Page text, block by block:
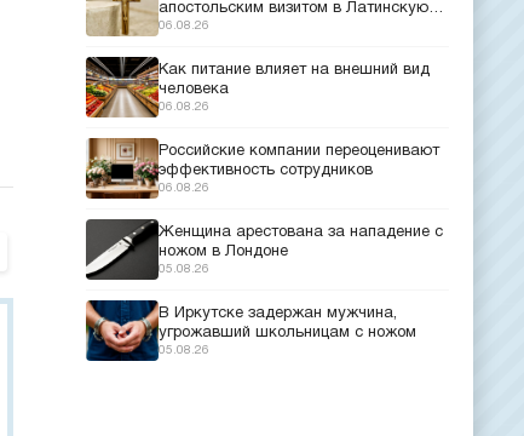
апостольским визитом в Латинскую
Америку
06.08.26
Как питание влияет на внешний вид
человека
06.08.26
Российские компании переоценивают
эффективность сотрудников
06.08.26
Женщина арестована за нападение с
ножом в Лондоне
05.08.26
В Иркутске задержан мужчина,
угрожавший школьницам с ножом
05.08.26